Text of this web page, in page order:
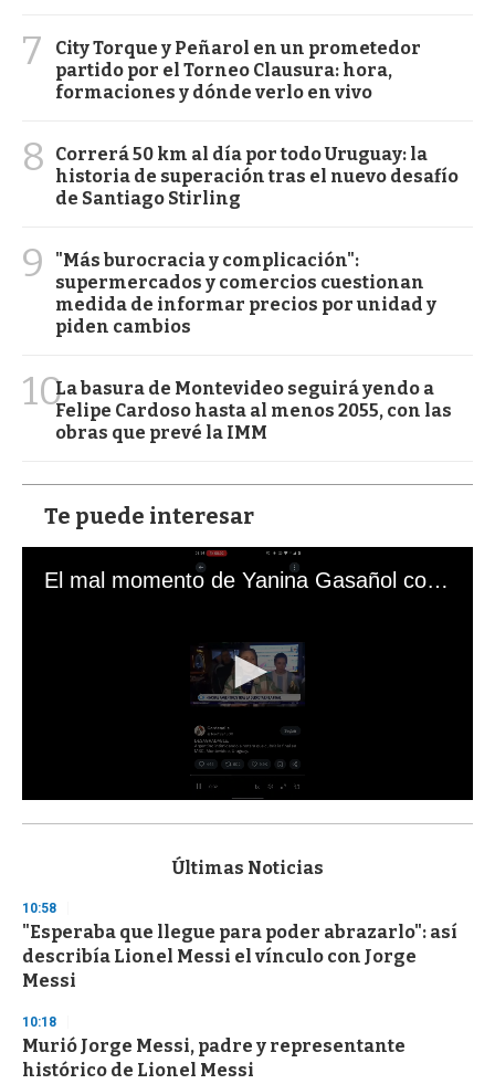
7
City Torque y Peñarol en un prometedor
partido por el Torneo Clausura: hora,
formaciones y dónde verlo en vivo
8
Correrá 50 km al día por todo Uruguay: la
historia de superación tras el nuevo desafío
de Santiago Stirling
9
"Más burocracia y complicación":
supermercados y comercios cuestionan
medida de informar precios por unidad y
piden cambios
10La basura de Montevideo seguirá yendo a
Felipe Cardoso hasta al menos 2055, con las
obras que prevé la IMM
Te puede interesar
El mal momento de Yanina Gasañol con un hincha argentino en "Subrayado"
s
d
s
o
f
3
s
e
c
o
Últimas Noticias
10:58
"Esperaba que llegue para poder abrazarlo": así
describía Lionel Messi el vínculo con Jorge
Messi
10:18
Murió Jorge Messi, padre y representante
histórico de Lionel Messi